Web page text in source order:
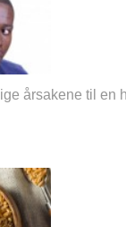
årsakene til en